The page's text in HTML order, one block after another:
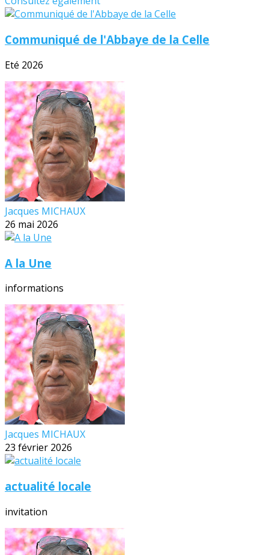
Communiqué de l'Abbaye de la Celle
Eté 2026
Jacques MICHAUX
26 mai 2026
A la Une
informations
Jacques MICHAUX
23 février 2026
actualité locale
invitation